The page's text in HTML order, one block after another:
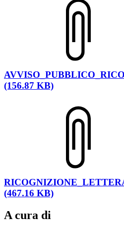
(156.87 KB)
(467.16 KB)
A cura di